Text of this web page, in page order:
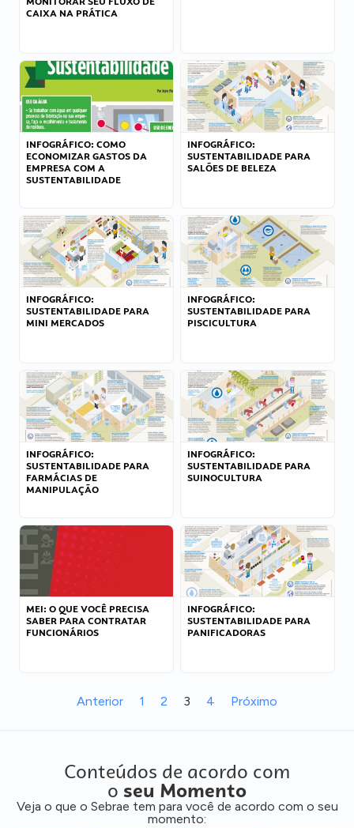
CAIXA NA PRÁTICA
INFOGRÁFICO: COMO
ECONOMIZAR GASTOS DA
EMPRESA COM A
SUSTENTABILIDADE
INFOGRÁFICO:
SUSTENTABILIDADE PARA
SALÕES DE BELEZA
INFOGRÁFICO:
SUSTENTABILIDADE PARA
MINI MERCADOS
INFOGRÁFICO:
SUSTENTABILIDADE PARA
PISCICULTURA
INFOGRÁFICO:
SUSTENTABILIDADE PARA
FARMÁCIAS DE
MANIPULAÇÃO
INFOGRÁFICO:
SUSTENTABILIDADE PARA
SUINOCULTURA
MEI: O QUE VOCÊ PRECISA
SABER PARA CONTRATAR
FUNCIONÁRIOS
INFOGRÁFICO:
SUSTENTABILIDADE PARA
PANIFICADORAS
Anterior 1 2 3 4 Próximo
Conteúdos de acordo com
o seu Momento
Veja o que o Sebrae tem para você de acordo com o seu
momento: